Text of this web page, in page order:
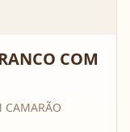
COM
CAMARÃO